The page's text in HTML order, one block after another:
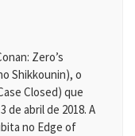
Zero’s
Shikkounin), o
Closed) que
de abril de 2018. A
no Edge of